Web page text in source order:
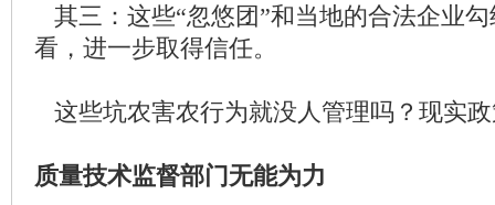
其三：这些“忽悠团”和当地的合法企业
看，进一步取得信任。
这些坑农害农行为就没人管理吗？现实
质量技术监督部门无能为力